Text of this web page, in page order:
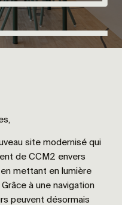
site modernisé qui
de CCM2 envers
mettant en lumière
à une navigation
peuvent désormais